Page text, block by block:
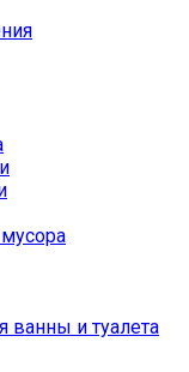
ванны и туалета